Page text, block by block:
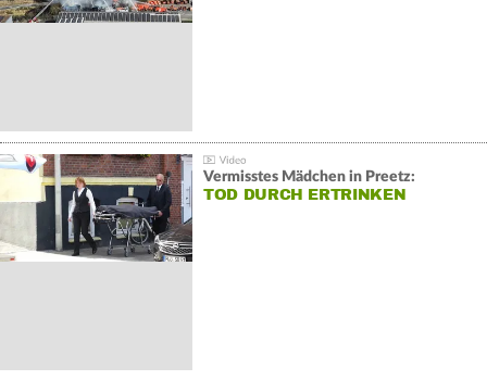
Vermisstes Mädchen in Preetz:
TOD DURCH ERTRINKEN